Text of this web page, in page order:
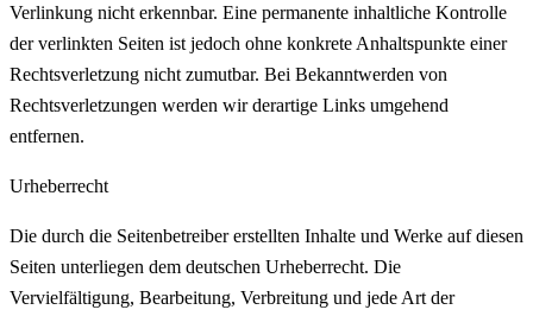
Verlinkung nicht erkennbar. Eine permanente inhaltliche Kontrolle
der verlinkten Seiten ist jedoch ohne konkrete Anhaltspunkte einer
Rechtsverletzung nicht zumutbar. Bei Bekanntwerden von
Rechtsverletzungen werden wir derartige Links umgehend
entfernen.
Urheberrecht
Die durch die Seitenbetreiber erstellten Inhalte und Werke auf diesen
Seiten unterliegen dem deutschen Urheberrecht. Die
Vervielfältigung, Bearbeitung, Verbreitung und jede Art der